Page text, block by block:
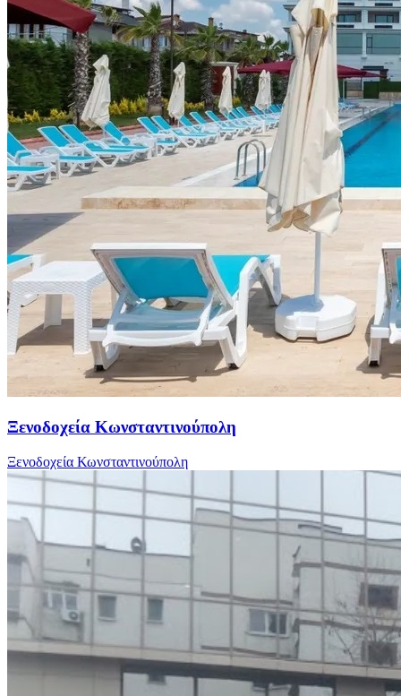
Ξενοδοχεία Κωνσταντινούπολη
Ξενοδοχεία Κωνσταντινούπολη